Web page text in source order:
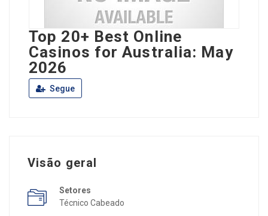
Top 20+ Best Online
Casinos for Australia: May
2026
Segue
Visão geral
Setores
Técnico Cabeado